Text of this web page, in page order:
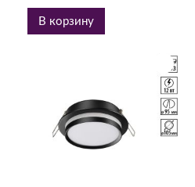
В корзину